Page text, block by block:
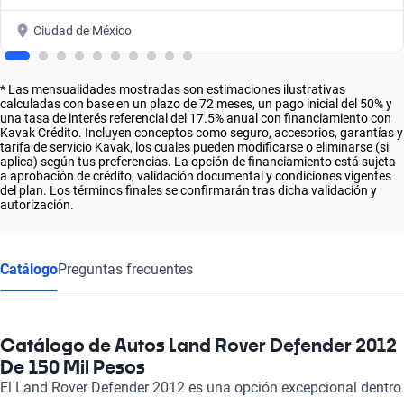
Ciudad de México
* Las mensualidades mostradas son estimaciones ilustrativas
calculadas con base en un plazo de 72 meses, un pago inicial del 50% y
una tasa de interés referencial del 17.5% anual con financiamiento con
Kavak Crédito. Incluyen conceptos como seguro, accesorios, garantías y
tarifa de servicio Kavak, los cuales pueden modificarse o eliminarse (si
aplica) según tus preferencias. La opción de financiamiento está sujeta
a aprobación de crédito, validación documental y condiciones vigentes
del plan. Los términos finales se confirmarán tras dicha validación y
autorización.
CatálogoPreguntas frecuentes
Catálogo de Autos Land Rover Defender 2012
De 150 Mil Pesos
El Land Rover Defender 2012 es una opción excepcional dentro